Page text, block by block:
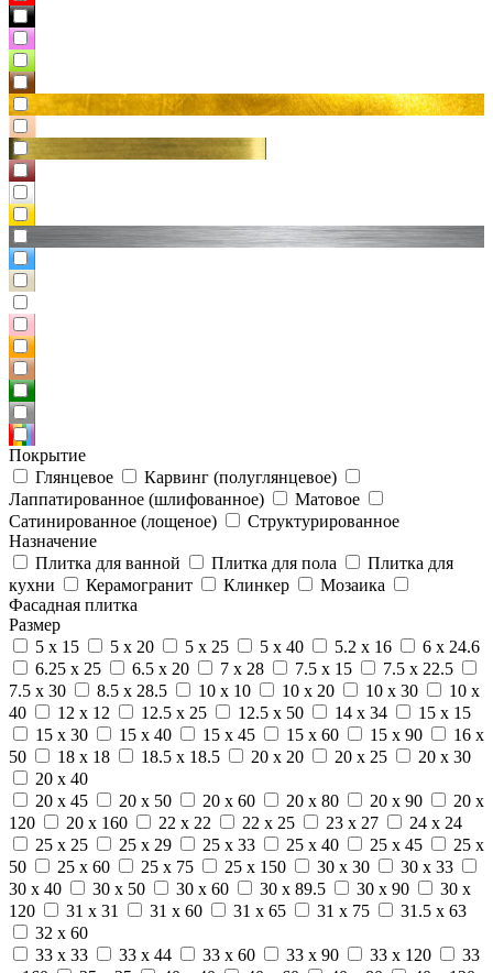
Покрытие
Глянцевое
Карвинг (полуглянцевое)
Лаппатированное (шлифованное)
Матовое
Сатинированное (лощеное)
Структурированное
Назначение
Плитка для ванной
Плитка для пола
Плитка для
кухни
Керамогранит Клинкер
Мозаика
Фасадная плитка
Размер
5 x 15
5 x 20 5 x 25 5 x 40 5.2 x 16
6 x 24.6
6.25 x 25
6.5 x 20 7 x 28 7.5 x 15
7.5 x 22.5
7.5 x 30
8.5 x 28.5 10 x 10 10 x 20 10 x 30
10 x
40
12 x 12 12.5 x 25 12.5 x 50 14 x 34
15 x 15
15 x 30
15 x 40 15 x 45 15 x 60 15 x 90
16 x
50
18 x 18 18.5 x 18.5 20 x 20 20 x 25
20 x 30
20 x 40
20 x 45
20 x 50 20 x 60 20 x 80 20 x 90
20 x
120
20 x 160 22 x 22 22 x 25 23 x 27
24 x 24
25 x 25
25 x 29 25 x 33 25 x 40 25 x 45
25 x
50
25 x 60 25 x 75 25 x 150 30 x 30
30 x 33
30 x 40
30 x 50 30 x 60 30 x 89.5 30 x 90
30 x
120
31 x 31 31 x 60 31 x 65 31 x 75
31.5 x 63
32 x 60
33 x 33
33 x 44 33 x 60 33 x 90 33 x 120
33